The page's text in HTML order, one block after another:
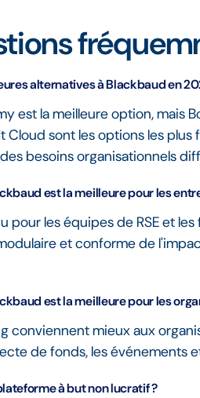
alternatives à Blackbaud en
est la meilleure option, mais
Cloud sont les options les
besoins organisationnels
est la meilleure pour les
pour les équipes de RSE et
et conforme de
est la meilleure pour les
conviennent mieux aux
de fonds, les événements
à but non lucratif ?